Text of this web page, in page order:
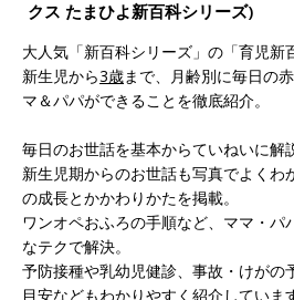
クス たまひよ新百科シリーズ)
大人気「新百科シリーズ」の「育児新
新生児から3歳まで、月齢別に毎日の
マ＆パパができることを徹底紹介。
毎日のお世話を基本からていねいに解
新生児期からのお世話も写真でよくわ
の成長とかかわりかたを掲載。
ワンオペおふろの手順など、ママ・パ
なテクで解決。
予防接種や乳幼児健診、事故・けがの
目安などもわかりやすく紹介していま